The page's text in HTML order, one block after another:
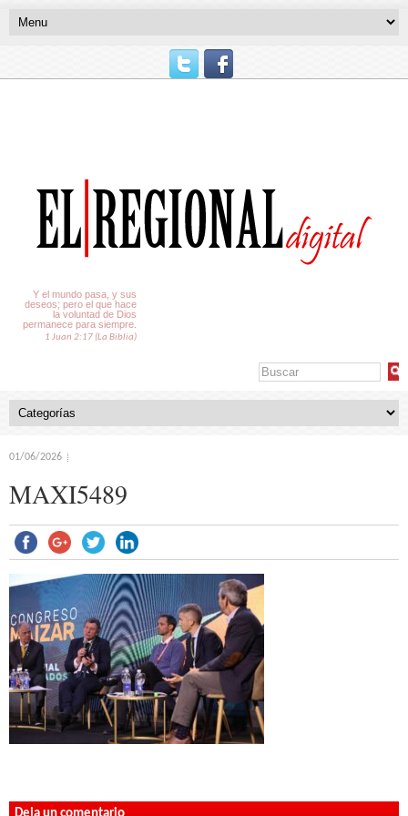
Y el mundo pasa, y sus
deseos; pero el que hace
la voluntad de Dios
permanece para siempre.
1 Juan 2:17 (La Biblia)
01/06/2026
MAXI5489